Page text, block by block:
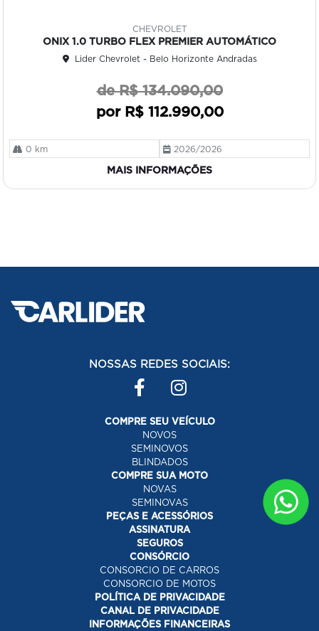
CHEVROLET
ONIX 1.0 TURBO FLEX PREMIER AUTOMÁTICO
Lider Chevrolet - Belo Horizonte Andradas
de R$ 134.090,00
por R$ 112.990,00
0 km 2026/2026
MAIS INFORMAÇÕES
NOSSAS REDES SOCIAIS:
COMPRE SEU VEÍCULO
NOVOS
SEMINOVOS
BLINDADOS
COMPRE SUA MOTO
NOVAS
SEMINOVAS
PEÇAS E ACESSÓRIOS
ASSINATURA
SEGUROS
CONSÓRCIO
CONSORCIO DE CARROS
CONSORCIO DE MOTOS
POLÍTICA DE PRIVACIDADE
CANAL DE PRIVACIDADE
INFORMAÇÕES FINANCEIRAS